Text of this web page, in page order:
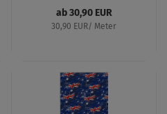
ab 30,90 EUR
30,90 EUR/ Meter